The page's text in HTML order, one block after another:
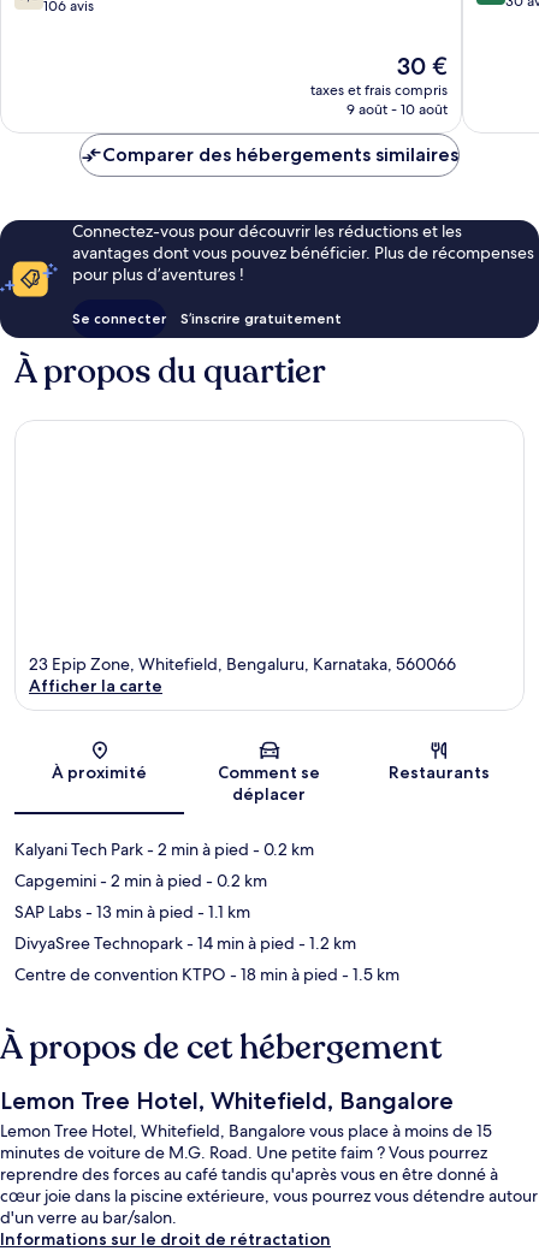
sur 106 avis
Le
nouveau
prix
de
30 €
taxes et frais compris
9 août - 10 août
Comparer des hébergements similaires
Connectez-vous pour découvrir les réductions et les
avantages dont vous pouvez bénéficier. Plus de récompenses
pour plus d’aventures !
Se connecter S’inscrire gratuitement
À propos du quartier
Carte
23 Epip Zone, Whitefield, Bengaluru, Karnataka, 560066
Afficher la carte
À proximité
Comment se
déplacer
Restaurants
Kalyani Tech Park- 2 min à pied - 0.2 km
Capgemini- 2 min à pied - 0.2 km
SAP Labs- 13 min à pied - 1.1 km
DivyaSree Technopark- 14 min à pied - 1.2 km
Centre de convention KTPO - 18 min à pied - 1.5 km
À propos de cet hébergement
Lemon Tree Hotel, Whitefield, Bangalore
Lemon Tree Hotel, Whitefield, Bangalore vous place à moins de 15
minutes de voiture de M.G. Road. Une petite faim ? Vous pourrez
reprendre des forces au café tandis qu'après vous en être donné à
cœur joie dans la piscine extérieure, vous pourrez vous détendre autour
d'un verre au bar/salon.
Informations sur le droit de rétractation